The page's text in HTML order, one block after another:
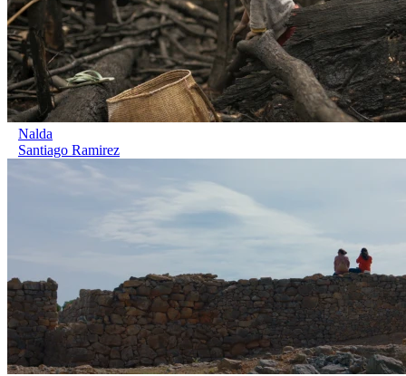
Nalda
Santiago Ramirez